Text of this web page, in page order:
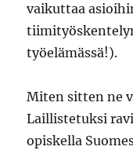
vaikuttaa
työelämässä!).
Miten sitten ne
Laillistetuksi
opiskella